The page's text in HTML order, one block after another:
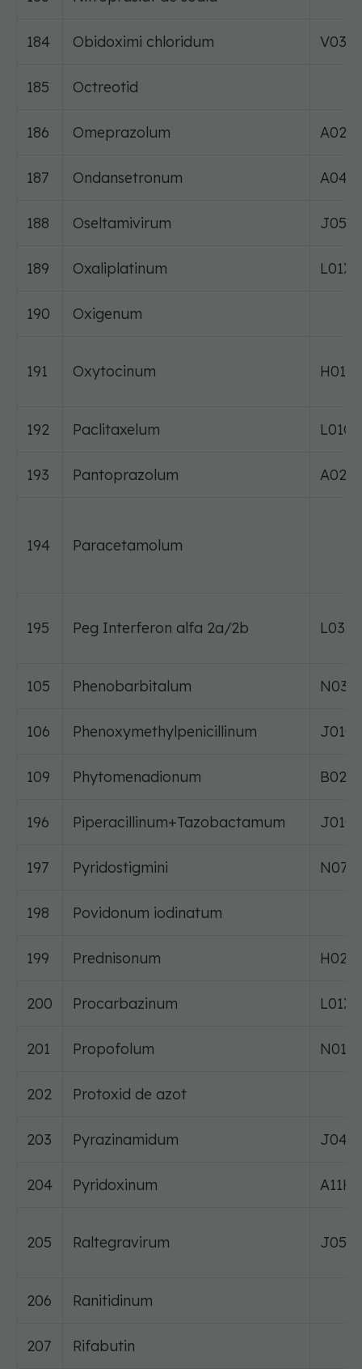
184 Obidoximi chloridum
185 Octreotid
186 Omeprazolum
187 Ondansetronum
188 Oseltamivirum
189 Oxaliplatinum
190 Oxigenum
191 Oxytocinum
192 Paclitaxelum
193 Pantoprazolum
194 Paracetamolum
195 Peg Interferon alfa 2a/2b
105 Phenobarbitalum
106 Phenoxymethylpenicillinum
109 Phytomenadionum
196 Piperacillinum+Tazobactamum
197 Pyridostigmini
198 Povidonum iodinatum
199 Prednisonum
200 Procarbazinum
201 Propofolum
202 Protoxid de azot
203 Pyrazinamidum
204 Pyridoxinum
205 Raltegravirum
206 Ranitidinum
207 Rifabutin